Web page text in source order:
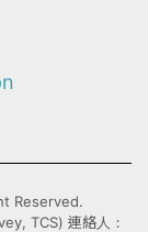
Reserved.
TCS) 連絡人：